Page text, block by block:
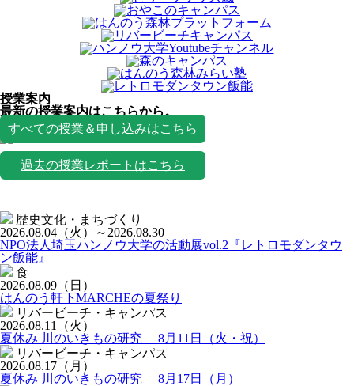
授業案内
最新の授業案内はこちらから。
授業一覧
すべての授業＆申し込みはこちら
過去の授業レポートはこちら
歴史文化・まちづくり
2026.08.04 （火）
～2026.08.30
NPO法人埼玉ハンノウ大学の活動展vol.2『レトロモダンタウ
ン飯能』
食
2026.08.09 （日）
はんのう軒下MARCHEの夏祭り
リバービーチ・キャンパス
2026.08.11
（火）
夏休み 川のいきもの研究 8月11日（火・祝）
リバービーチ・キャンパス
2026.08.17 （月）
夏休み 川のいきもの研究 8月17日（月）